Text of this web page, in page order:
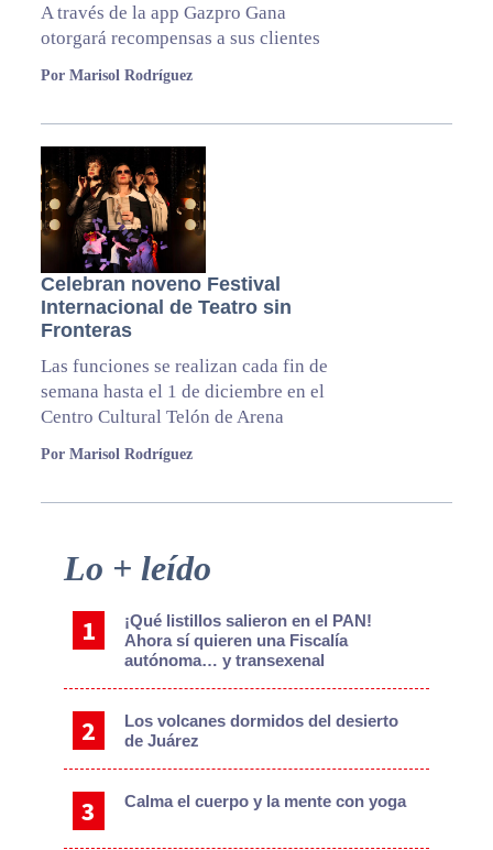
A través de la app Gazpro Gana
otorgará recompensas a sus clientes
Por Marisol Rodríguez
Celebran noveno Festival
Internacional de Teatro sin
Fronteras
Las funciones se realizan cada fin de
semana hasta el 1 de diciembre en el
Centro Cultural Telón de Arena
Por Marisol Rodríguez
Primary
Sidebar
Lo + leído
¡Qué listillos salieron en el PAN!
Ahora sí quieren una Fiscalía
autónoma… y transexenal
Los volcanes dormidos del desierto
de Juárez
Calma el cuerpo y la mente con yoga